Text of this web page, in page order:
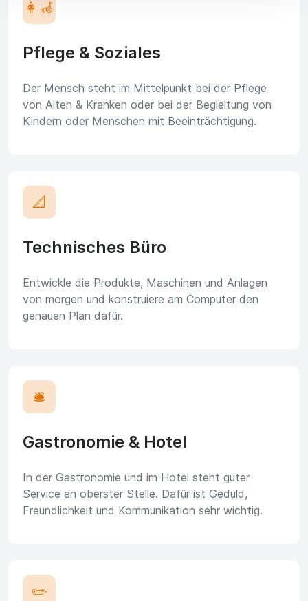
👩‍🦽
Pflege & Soziales
Der Mensch steht im Mittelpunkt bei der Pflege
von Alten & Kranken oder bei der Begleitung von
Kindern oder Menschen mit Beeinträchtigung.
📐
Technisches Büro
Entwickle die Produkte, Maschinen und Anlagen
von morgen und konstruiere am Computer den
genauen Plan dafür.
🛎️
Gastronomie & Hotel
In der Gastronomie und im Hotel steht guter
Service an oberster Stelle. Dafür ist Geduld,
Freundlichkeit und Kommunikation sehr wichtig.
✏️